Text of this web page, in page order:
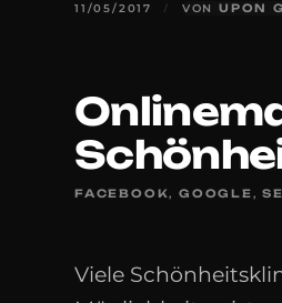
11/05/2017 / VONUPON
FACEBOOK ,GOOGLE,
Viele